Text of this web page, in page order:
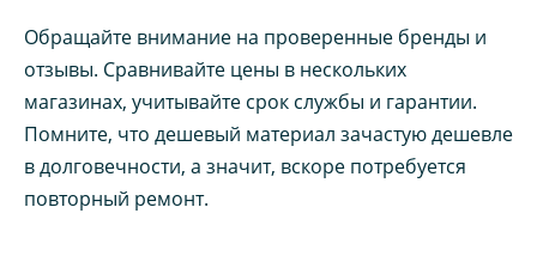
Обращайте внимание на проверенные бренды и
отзывы. Сравнивайте цены в нескольких
магазинах, учитывайте срок службы и гарантии.
Помните, что дешевый материал зачастую дешевле
в долговечности, а значит, вскоре потребуется
повторный ремонт.